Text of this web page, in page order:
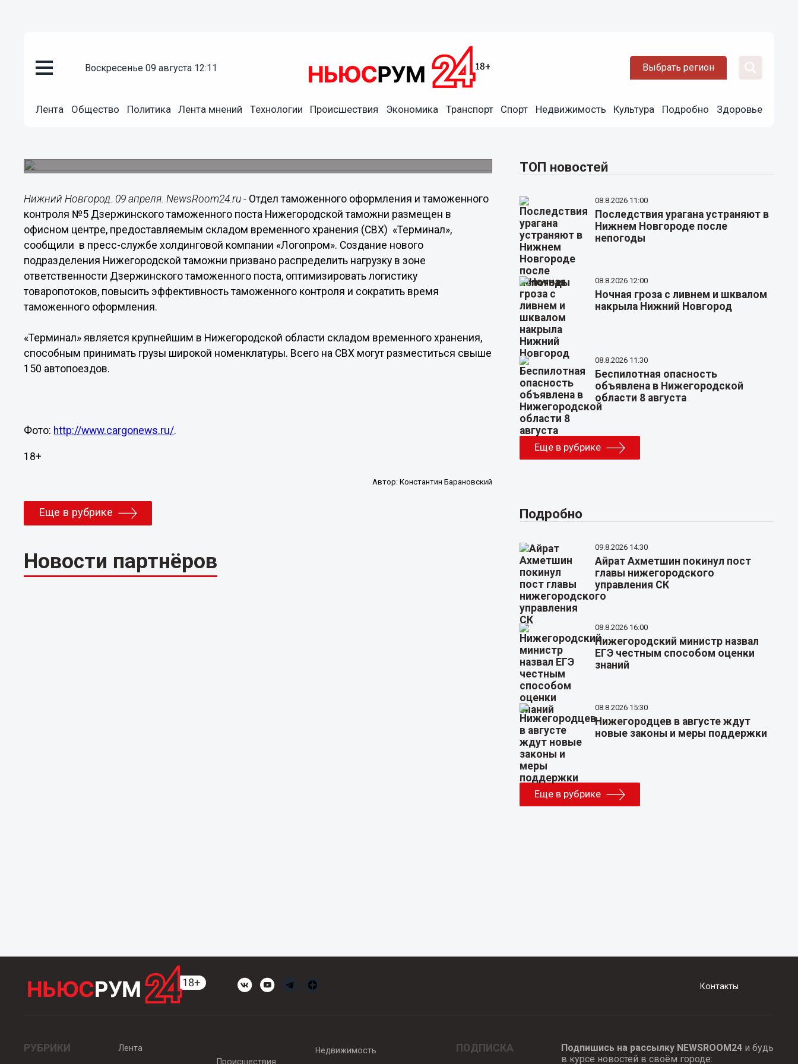
воскресенье 09 августа 12:11 Выбрать регион
Лента Общество Политика Лента мнений Технологии Происшествия Экономика Транспорт Спорт Недвижимость Культура Подробно Здоровье
Общество
Новое подразделение таможни открыто на базе склада
Нижний Новгород. 09 апреля. NewsRoom24.ru - Отдел таможенного оформления и таможенного
контроля №5 Дзержинского таможенного поста Нижегородской таможни размещен в
офисном центре, предоставляемым складом временного хранения (СВХ) «Терминал»,
сообщили в пресс-службе холдинговой компании «Логопром». Создание нового
подразделения Нижегородской таможни призвано распределить нагрузку в зоне
ответственности Дзержинского таможенного поста, оптимизировать логистику
товаропотоков, повысить эффективность таможенного контроля и сократить время
таможенного оформления.
«Терминал» является крупнейшим в Нижегородской области складом временного хранения,
способным принимать грузы широкой номенклатуры. Всего на СВХ могут разместиться свыше
150 автопоездов.
Фото: http://www.cargonews.ru/.
18+
Автор: Константин Барановский
Еще в рубрике
Новости партнёров
ТОП новостей
08.8.2026 11:00
Последствия урагана устраняют в
Нижнем Новгороде после
непогоды
08.8.2026 12:00
Ночная гроза с ливнем и шквалом
накрыла Нижний Новгород
08.8.2026 11:30
Беспилотная опасность
объявлена в Нижегородской
области 8 августа
Еще в рубрике
Подробно
09.8.2026 14:30
Айрат Ахметшин покинул пост
главы нижегородского
управления СК
08.8.2026 16:00
Нижегородский министр назвал
ЕГЭ честным способом оценки
знаний
08.8.2026 15:30
Нижегородцев в августе ждут
новые законы и меры поддержки
Еще в рубрике
Контакты
РУБРИКИ
Лента
Происшествия
Недвижимость ПОДПИСКА Подпишись на рассылку NEWSROOM24и будь
в курсе новостей в своём городе: